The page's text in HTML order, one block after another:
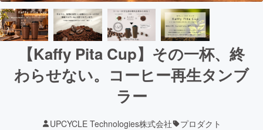
【Kaffy Pita Cup】その一杯、終
わらせない。コーヒー再生タンブ
ラー
UPCYCLE Technologies株式会社 プロダクト